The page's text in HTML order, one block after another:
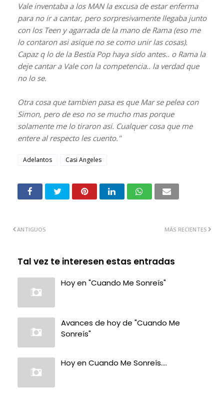
Vale inventaba a los MAN la excusa de estar enferma
para no ir a cantar, pero sorpresivamente llegaba junto
con los Teen y agarrada de la mano de Rama (eso me
lo contaron asi asique no se como unir las cosas).
Capaz q lo de la Bestia Pop haya sido antes.. o Rama la
deje cantar a Vale con la competencia.. la verdad que
no lo se.
Otra cosa que tambien pasa es que Mar se pelea con
Simon, pero de eso no se mucho mas porque
solamente me lo tiraron asi. Cualquer cosa que me
entere al respecto les cuento."
Adelantos Casi Angeles
MÁS RECIENTES
ANTIGUOS
Tal vez te interesen estas entradas
Hoy en "Cuando Me Sonreís"
Avances de hoy de "Cuando Me
Sonreís"
Hoy en Cuando Me Sonreís....